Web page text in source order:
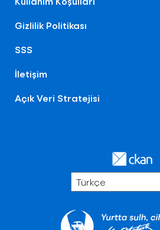
Gizlilik Politikası
SSS
İletişim
Açık Veri Stratejisi